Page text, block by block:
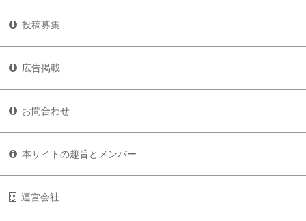
投稿募集
広告掲載
お問合わせ
本サイトの趣旨とメンバー
運営会社